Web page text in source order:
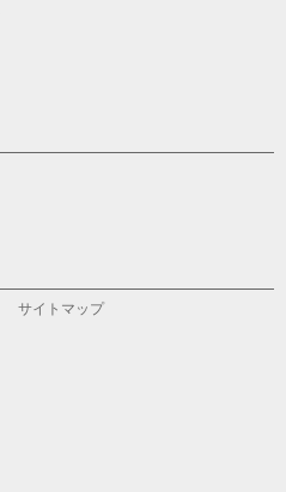
サイトマップ